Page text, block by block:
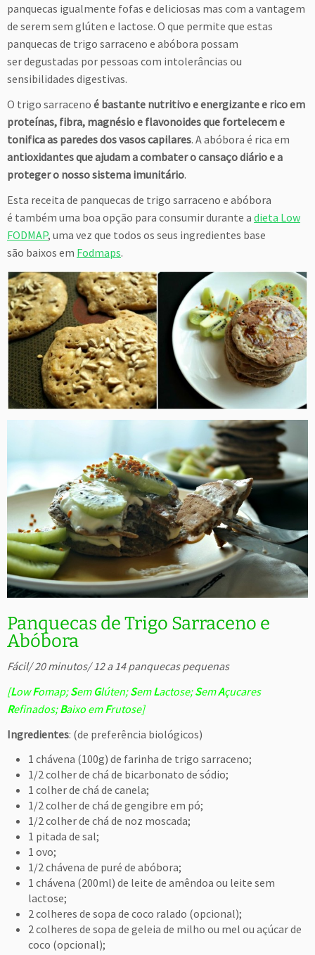
panquecas igualmente fofas e deliciosas mas com a vantagem
de serem sem glúten e lactose. O que permite que estas
panquecas de trigo sarraceno e abóbora possam
ser degustadas por pessoas com intolerâncias ou
sensibilidades digestivas.
O trigo sarraceno é bastante nutritivo e energizante e rico em
proteínas, fibra, magnésio e flavonoides que fortelecem e
tonifica as paredes dos vasos capilares. A abóbora é rica em
antioxidantes que ajudam a combater o cansaço diário e a
proteger o nosso sistema imunitário.
Esta receita de panquecas de trigo sarraceno e abóbora
é também uma boa opção para consumir durante a dieta Low
FODMAP, uma vez que todos os seus ingredientes base
são baixos em Fodmaps.
Panquecas de Trigo Sarraceno e
Abóbora
Fácil/ 20 minutos/ 12 a 14 panquecas pequenas
[LowFomap;Sem Glúten;SemLactose;SemAçucares
Refinados;Baixo emFrutose]
Ingredientes: (de preferência biológicos)
1 chávena (100g) de farinha de trigo sarraceno;
1/2 colher de chá de bicarbonato de sódio;
1 colher de chá de canela;
1/2 colher de chá de gengibre em pó;
1/2 colher de chá de noz moscada;
1 pitada de sal;
1 ovo;
1/2 chávena de puré de abóbora;
1 chávena (200ml) de leite de amêndoa ou leite sem
lactose;
2 colheres de sopa de coco ralado (opcional);
2 colheres de sopa de geleia de milho ou mel ou açúcar de
coco (opcional);